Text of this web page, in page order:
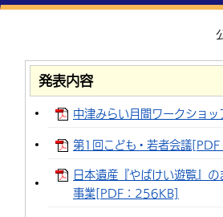
英語（English）
中国語（繁体字）
組織案内
保険
福祉・介護 健康
税金 住宅
入札・契約 産業
農林水産業 税金
子育て・教育
相談・支援・情報 計画
遊ぶ・体験する グルメ
市政情報
中津市について 市役
発表内容
中津みらい月間ワークショ
第1回こども・若者会議
日本遺産『やばけい遊覧』
事業[PDF：256KB]